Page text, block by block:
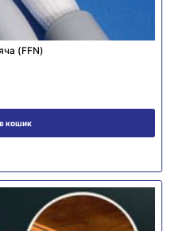
(FFN)
кошик